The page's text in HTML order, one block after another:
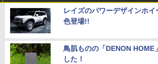
レイズのパワーデザインホ
色登場!!
鳥肌ものの「DENON HOME
した！